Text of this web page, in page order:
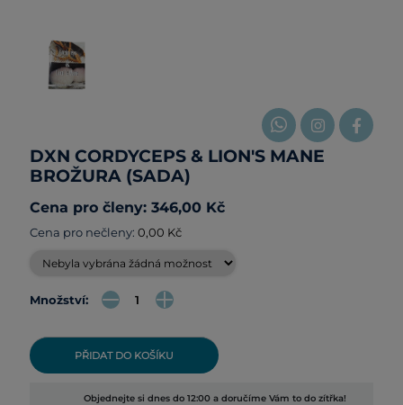
DXN CORDYCEPS & LION'S MANE
BROŽURA (SADA)
Cena pro členy: 346,00 Kč
Cena pro nečleny: 0,00 Kč
Množství:
PŘIDAT DO KOŠÍKU
Objednejte si dnes do 12:00 a doručíme Vám to do zítřka!